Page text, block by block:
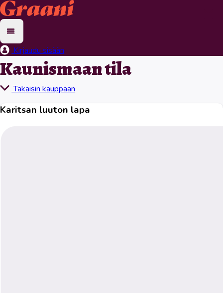
Kirjaudu sisään
Kaunismaan tila
Takaisin kauppaan
Karitsan luuton lapa